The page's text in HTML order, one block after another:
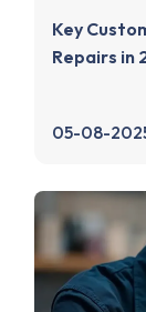
Key
Repairs in
05-08-